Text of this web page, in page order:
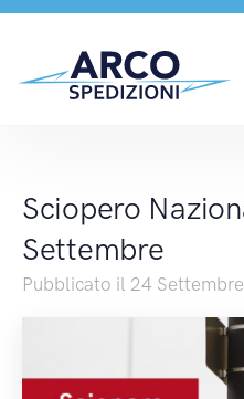
Sciopero
Sciopero
Settembre
Pubblicato il 24